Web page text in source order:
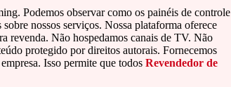
Podemos observar como os painéis de controle
nossos serviços. Nossa plataforma oferece
revenda. Não hospedamos canais de TV. Não
protegido por direitos autorais. Fornecemos
Isso permite que todos Revendedor de